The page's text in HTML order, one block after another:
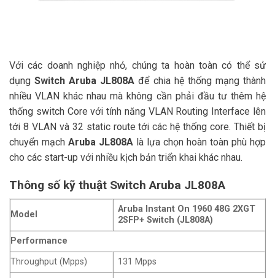
Với các doanh nghiệp nhỏ, chúng ta hoàn toàn có thể sử
dụngSwitch Aruba JL808A để chia hệ thống mạng thành
nhiều VLAN khác nhau mà không cần phải đầu tư thêm hệ
thống switch Core với tính năng VLAN Routing Interface lên
tới 8 VLAN và 32 static route tới các hệ thống core. Thiết bị
chuyển mạch Aruba JL808A là lựa chọn hoàn toàn phù hợp
cho các start-up với nhiều kịch bản triển khai khác nhau.
Thông số kỹ thuật Switch Aruba JL808A
Model
Aruba Instant On 1960 48G 2XGT
2SFP+ Switch (JL808A)
Performance
Throughput (Mpps)
131 Mpps